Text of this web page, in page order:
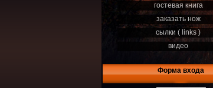
гостевая книга
заказать нож
сылки ( links )
видео
Форма входа